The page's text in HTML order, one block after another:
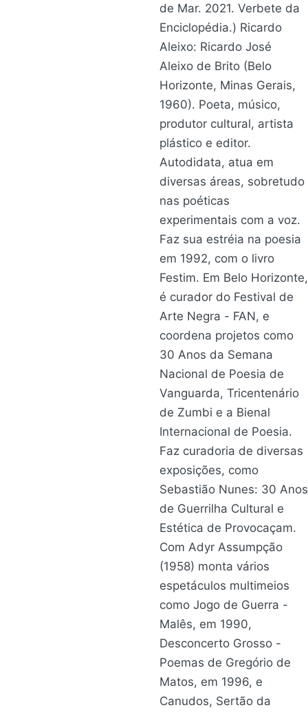
de Mar. 2021. Verbete da
Enciclopédia.) Ricardo
Aleixo: Ricardo José
Aleixo de Brito (Belo
Horizonte, Minas Gerais,
1960). Poeta, músico,
produtor cultural, artista
plástico e editor.
Autodidata, atua em
diversas áreas, sobretudo
nas poéticas
experimentais com a voz.
Faz sua estréia na poesia
em 1992, com o livro
Festim. Em Belo Horizonte,
é curador do Festival de
Arte Negra - FAN, e
coordena projetos como
30 Anos da Semana
Nacional de Poesia de
Vanguarda, Tricentenário
de Zumbi e a Bienal
Internacional de Poesia.
Faz curadoria de diversas
exposições, como
Sebastião Nunes: 30 Anos
de Guerrilha Cultural e
Estética de Provocaçam.
Com Adyr Assumpção
(1958) monta vários
espetáculos multimeios
como Jogo de Guerra -
Malês, em 1990,
Desconcerto Grosso -
Poemas de Gregório de
Matos, em 1996, e
Canudos, Sertão da